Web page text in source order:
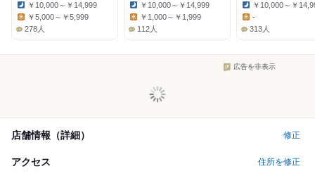
Dinner:
￥10,000～￥14,999
￥5,000～￥5,999
278人
Dinner:
￥10,000～￥14,999
￥1,000～￥1,999
112人
Dinner:
￥10,000～￥
-
313人
広告を非表示
店舗情報（詳細） 修正
アクセス 住所を修正